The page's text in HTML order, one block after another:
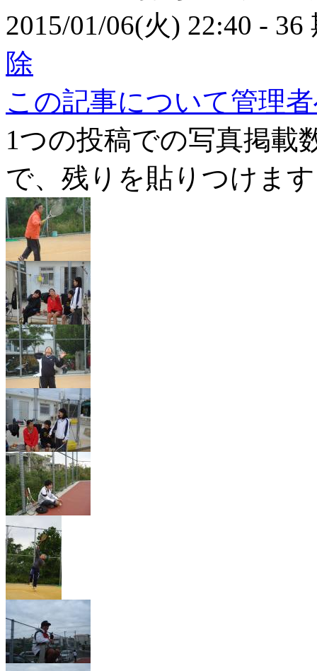
2015/01/06(火) 22:40 - 36
除
この記事について管理
1つの投稿での写真掲載
で、残りを貼りつけま